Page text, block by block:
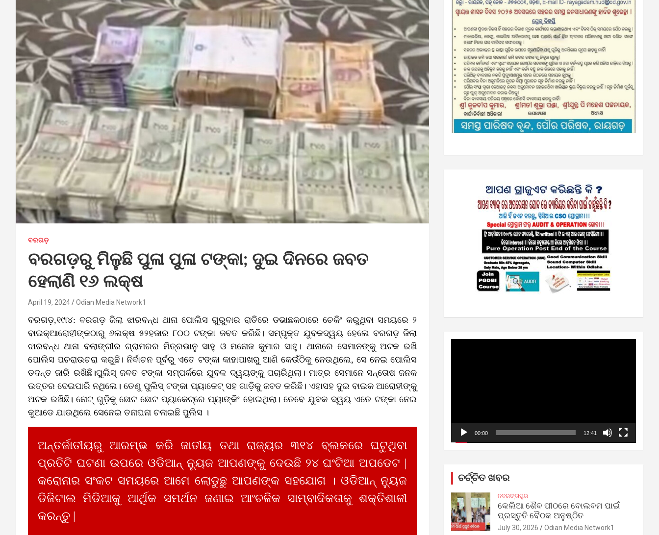
ବରଗଡ଼
ବରଗଡ଼ରୁ ମିଳୁଛି ପୁଳା ପୁଳା ଟଙ୍କା; ଦୁଇ ଦିନରେ ଜବତ
ହେଲାଣି ୧୬ ଲକ୍ଷ
April 19, 2024 Odian Media Network1
ବରଗଡ଼,୧୯ା୪: ବରଗଡ଼ ଜିଲା ଝାରବନ୍ଧ ଥାନା ପୋଲିସ ଗୁରୁବାର ରାତିରେ ଡଭାଛକଠାରେ ଚେକିଂ କରୁଥିବା ସମୟରେ ୨
ବାଇକ୍‌ଆରୋହୀଙ୍କଠାରୁ ୬ଲକ୍ଷ ୫୨ହଜାର ୮୦୦ ଟଙ୍କା ଜବତ କରିଛି। ସମ୍ପୃକ୍ତ ଯୁବକଦ୍ୱୟ ହେଲେ ବରଗଡ଼ ଜିଲା
ଝାରବନ୍ଧ ଥାନା ବଲାଙ୍ଗୀର ଗ୍ରାମରର ମିତ୍ରଭାନୁ ସାହୁ ଓ ମନୋଜ କୁମାର ସାହୁ। ଥାନାରେ ସେମାନଙ୍କୁ ଅଟକ ରଖି
ପୋଲିସ ପଚରାଉଚରା କରୁଛି। ନିର୍ବାଚନ ପୂର୍ବରୁ ଏତେ ଟଙ୍କା କାହାପାଖରୁ ଆଣି କେଉଁଠିକୁ ନେଉଥିଲେ, ସେ ନେଇ ପୋଲିସ
ତଦନ୍ତ ଜାରି ରଖିଛି।ପୁଲିସ୍‌ ଜବତ ଟଙ୍କା ସମ୍ପର୍କରେ ଯୁବକ ଦ୍ୱୟଙ୍କୁ ପଚାରିଥିଲା। ମାତ୍ର ସେମାନେ ସନ୍ତୋଷ ଜନକ
ଉତ୍ତର ଦେଇପାରି ନଥିଲେ। ତେଣୁ ପୁଲିସ୍‌ ଟଙ୍କା ପ୍ୟାକେଟ୍‌ ସହ ଗାଡ଼ିକୁ ଜବତ କରିଛି। ଏହାସହ ଦୁଇ ବାଇକ ଆରୋହୀଙ୍କୁ
ଅଟକ ରଖିଛି। ନୋଟ୍‌ ଗୁଡ଼ିକୁ ଛୋଟ ଛୋଟ ପ୍ୟାକେଟ୍‌ରେ ପ୍ୟାଙ୍କିଂ ହୋଇଥିଲା। ତେବେ ଯୁବକ ଦ୍ୱୟ ଏତେ ଟଙ୍କା ନେଇ
କୁଆଡେ ଯାଉଥିଲେ ସେନେଇ ତନାଘନା ଚଳାଇଛି ପୁଲିସ ।
ଅନ୍ତର୍ଜାତୀୟରୁ ଆରମ୍ଭ କରି ଜାତୀୟ ତଥା ରାଜ୍ୟର ୩୧୪ ବ୍ଲକରେ ଘଟୁଥିବା
ପ୍ରତିଟି ଘଟଣା ଉପରେ ଓଡିଆନ୍ ନ୍ୟୁଜ ଆପଣଙ୍କୁ ଦେଉଛି ୨୪ ଘଂଟିଆ ଅପଡେଟ |
କରୋନାର ସଂକଟ ସମୟରେ ଆମେ ଲୋଡୁଛୁ ଆପଣଙ୍କ ସହଯୋଗ । ଓଡିଆନ୍ ନ୍ୟୁଜ
ଡିଜିଟାଲ ମିଡିଆକୁ ଆର୍ଥିକ ସମର୍ଥନ ଜଣାଇ ଆଂଚଳିକ ସାମ୍ବାଦିକତାକୁ ଶକ୍ତିଶାଳୀ
କରନ୍ତୁ |
00:00 12:41
ଚର୍ଚ୍ଚିତ ଖବର
ନବରଙ୍ଗପୁର
କେଲିଆ ଶୈବ ପୀଠରେ ବୋଲବମ ପାଇଁ
ପ୍ରସ୍ତୁତି ବୈଠକ ଅନୁଷ୍ଠିତ
July 30, 2026 Odian Media Network1